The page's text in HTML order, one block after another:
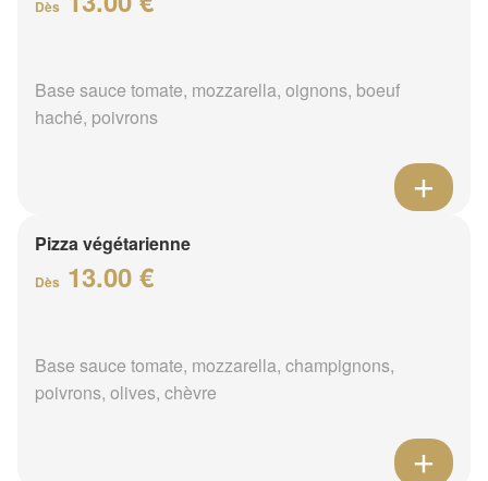
Dès
Base sauce tomate, mozzarella, oignons, boeuf
haché, poivrons
Pizza végétarienne
Dès 13.00 €
Base sauce tomate, mozzarella, champignons,
poivrons, olives, chèvre